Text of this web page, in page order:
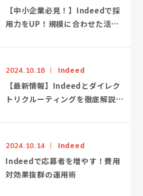
【中小企業必見！】Indeedで採
用力をUP！規模に合わせた活用
2024.10.18 Indeed
【最新情報】Indeedとダイレク
トリクルーティングを徹底解説！
2024.10.14 Indeed
Indeedで応募者を増やす！費用
対効果抜群の運用術